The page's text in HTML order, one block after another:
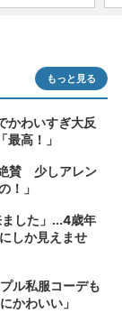
もっと見る
かわいすぎ大反
高！」
賛 少しアレン
！」
した」...4歳年
しか見えませ
ル私服コーデも
かわいい」